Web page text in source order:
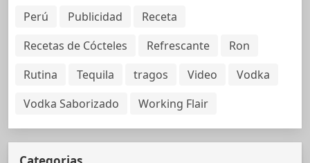
Perú
Publicidad
Receta
Recetas de Cócteles
Refrescante
Ron
Rutina
Tequila tragos Video
Vodka
Vodka Saborizado
Working Flair